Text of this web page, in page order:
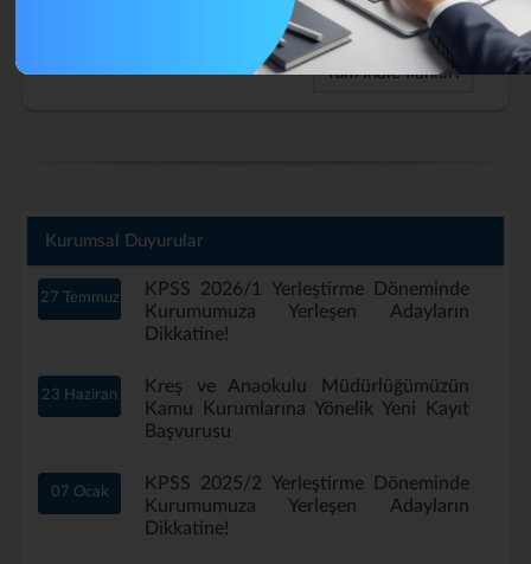
Aylık) Nisan 2026 (Tekrar)
Tüm İhale İlanları
Kurumsal Duyurular
27 Temmuz
KPSS 2026/1 Yerleştirme Döneminde
Kurumumuza Yerleşen Adayların
Dikkatine!
23 Haziran
Kreş ve Anaokulu Müdürlüğümüzün
Kamu Kurumlarına Yönelik Yeni Kayıt
Başvurusu
07 Ocak
KPSS 2025/2 Yerleştirme Döneminde
Kurumumuza Yerleşen Adayların
Dikkatine!